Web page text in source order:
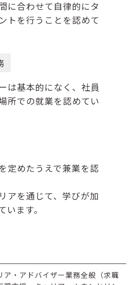
に合わせて自律的にタ
トを行うことを認めて
は基本的になく、社員
所での就業を認めてい
定めたうえで兼業を認
アを通じて、学びが加
ます。
ア・アドバイザー業務全般（求職